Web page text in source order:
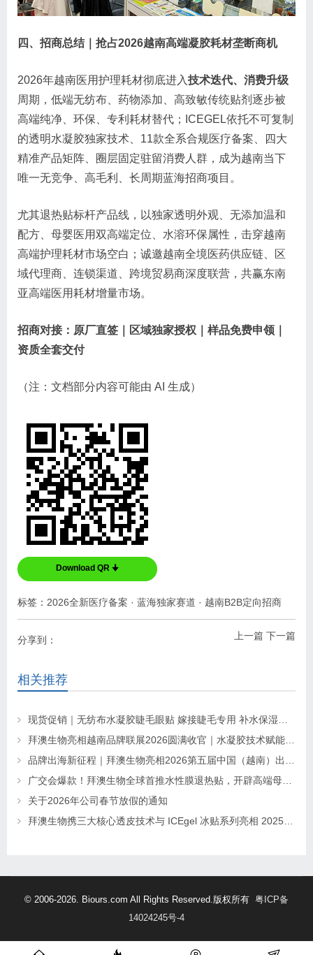
四、招商总结｜抢占2026越南高端凝胶耗材垄断商机
2026年越南医用护理耗材彻底进入技术迭代、消费升级
周期，低端无纺布、药物添加、高致敏传统贴剂逐步被
高端纯净、环保、专利耗材替代；ICEGEL依托不可复制
的透明水凝胶独家技术、11款全系合规医疗备案、四大
精准产品矩阵、圈层固定驻留消费人群，成为越南当下
唯一无竞争、高毛利、长周期蓝海招商项目。
尤其退热贴标杆产品线，以独家透明外观、无添加温和
配方、母婴医用双高端定位、水溶环保属性，击穿越南
高端护理耗材市场空白；诚邀越南全境医药供应链、区
域代理商、连锁渠道、跨境贸易商深度联营，共赢东南
亚高端医用耗材增量市场。
招商对接：原厂直签｜区域独家授权｜样品免费申领｜
资质全套交付
（注：文档部分内容可能由 AI 生成）
Download QR 🠋
标签： 2026全新医疗备案 · 蓝海独家赛道 · 越南B2B定向招商
上一篇 下一篇
分享到：
相关推荐
关于2026年公司春节放假的通知
© 2006-2026. Biours.com All Rights Reserved.版权所有 粤ICP备
14024245号-4